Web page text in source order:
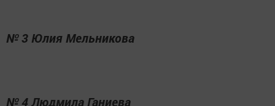
№ 3 Юлия Мельникова
№ 4 Людмила Ганиева